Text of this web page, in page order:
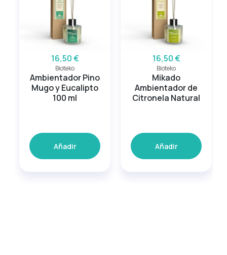
16,50 €
Bioteko
Ambientador Pino
Mugo y Eucalipto
100 ml
Añadir
16,50 €
Bioteko
Mikado
Ambientador de
Citronela Natural
Añadir